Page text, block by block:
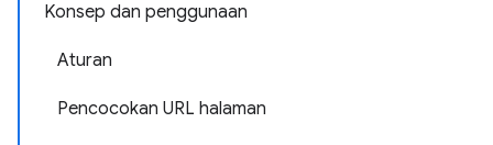
Konsep dan penggunaan
Aturan
Pencocokan URL halaman